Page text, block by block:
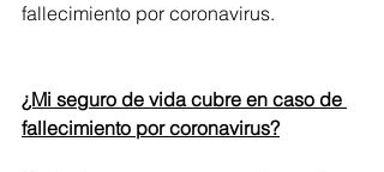
fallecimiento por coronavirus.
¿Mi seguro de vida cubre en caso de
fallecimiento por coronavirus?